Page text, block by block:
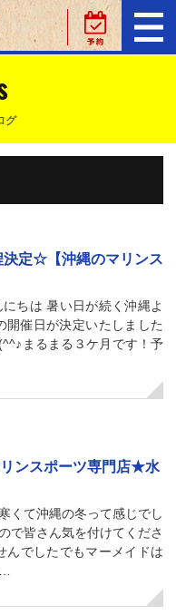
グ
定☆【沖縄のマリンス
ちは 暑い日が続く沖縄よ
開催日が決定いたしました
まるまる３ケ月です！予
ンスポーツ専門店★水
くて沖縄の冬って感じでし
で皆さん気を付けてくださ
んでしたでもマーメイドは